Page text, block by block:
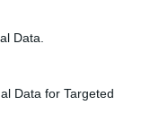
Data.
Data for Targeted